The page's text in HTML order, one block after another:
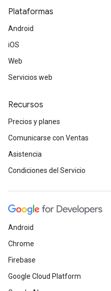
Plataformas
Android
iOS
Web
Servicios web
Recursos
Precios y planes
Comunicarse con Ventas
Asistencia
Condiciones del Servicio
Android
Chrome
Firebase
Google Cloud Platform